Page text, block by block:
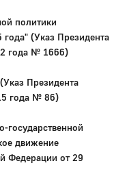
политики
(Указ Президента
года № 1666)
Президента
года № 86)
государственной
движение
Федерации от 29